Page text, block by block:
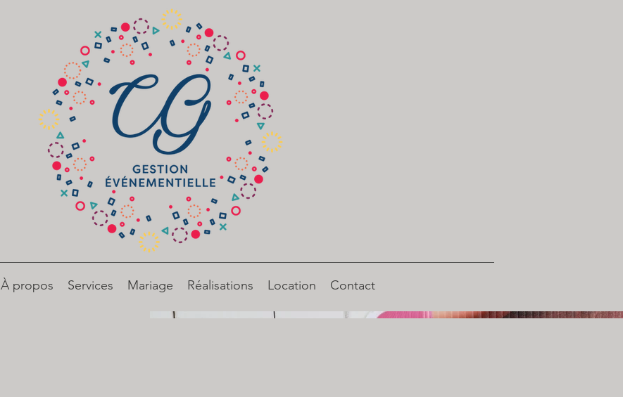
À propos Services Mariage Réalisations Location Contact